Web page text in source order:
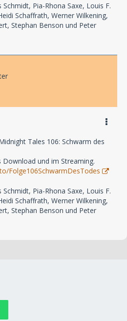
Pia-Rhona Saxe, Louis F.
Schaffrath, Werner Wilkening,
Stephan Benson und Peter
Tales 106: Schwarm des
Download und im Streaming.
Folge106SchwarmDesTodes
Pia-Rhona Saxe, Louis F.
Schaffrath, Werner Wilkening,
Stephan Benson und Peter